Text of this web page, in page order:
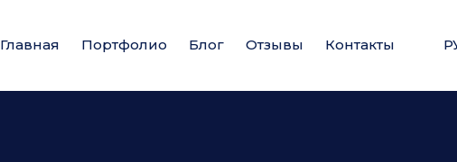
Главная Портфолио Блог Отзывы Контакты